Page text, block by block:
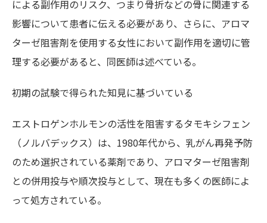
による副作用のリスク、つまり骨折などの骨に関連する
影響について患者に伝える必要があり、さらに、アロマ
ターゼ阻害剤を使用する女性において副作用を適切に管
理する必要があると、同医師は述べている。
初期の試験で得られた知見に基づいている
エストロゲンホルモンの活性を阻害するタモキシフェン
（ノルバデックス）は、1980年代から、乳がん再発予防
のため選択されている薬剤であり、アロマターゼ阻害剤
との併用投与や順次投与として、現在も多くの医師によ
って処方されている。